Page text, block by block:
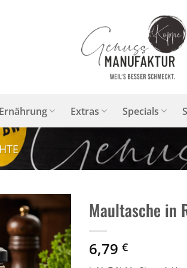
Ernährung Extras Specials
Maultasche in
6,79 €